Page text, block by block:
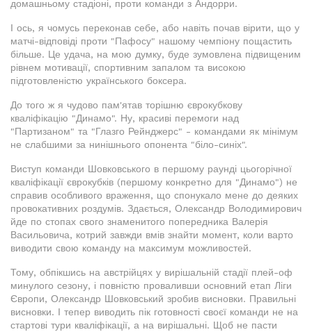
домашньому стадіоні, проти команди з Андорри.
І ось, я чомусь переконав себе, або навіть почав вірити, що у
матчі-відповіді проти "Пафосу" нашому чемпіону пощастить
більше. Це удача, на мою думку, буде зумовлена підвищеним
рівнем мотивації, спортивним запалом та високою
підготовленістю українського боксера.
До того ж я чудово пам'ятав торішню єврокубкову
кваліфікацію "Динамо". Ну, красиві перемоги над
"Партизаном" та "Глазго Рейнджерс" - командами як мінімум
не слабшими за нинішнього опонента "біло-синіх".
Виступ команди Шовковського в першому раунді цьогорічної
кваліфікації єврокубків (першому конкретно для "Динамо") не
справив особливого враження, що спонукало мене до деяких
провокативних роздумів. Здається, Олександр Володимирович
йде по стопах свого знаменитого попередника Валерія
Васильовича, котрий завжди вмів знайти момент, коли варто
виводити свою команду на максимум можливостей.
Тому, обпікшись на австрійцях у вирішальній стадії плей-оф
минулого сезону, і повністю проваливши основний етап Ліги
Європи, Олександр Шовковський зробив висновки. Правильні
висновки. І тепер виводить пік готовності своєї команди не на
стартові тури кваліфікації, а на вирішальні. Щоб не пасти